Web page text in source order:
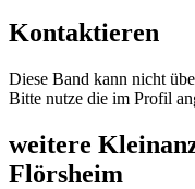
Kontaktieren
Diese Band kann nicht
Bitte nutze die im Profil
weitere
Flörsheim